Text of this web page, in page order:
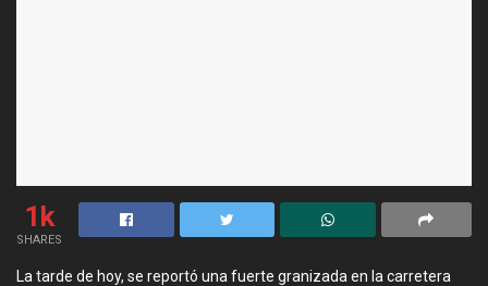
1k
SHARES
La tarde de hoy, se reportó una fuerte granizada en la carretera